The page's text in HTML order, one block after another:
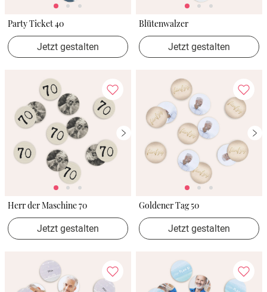
Party Ticket 40
Jetzt gestalten
Blütenwalzer
Jetzt gestalten
Herr der Maschine 70
Jetzt gestalten
Goldener Tag 50
Jetzt gestalten